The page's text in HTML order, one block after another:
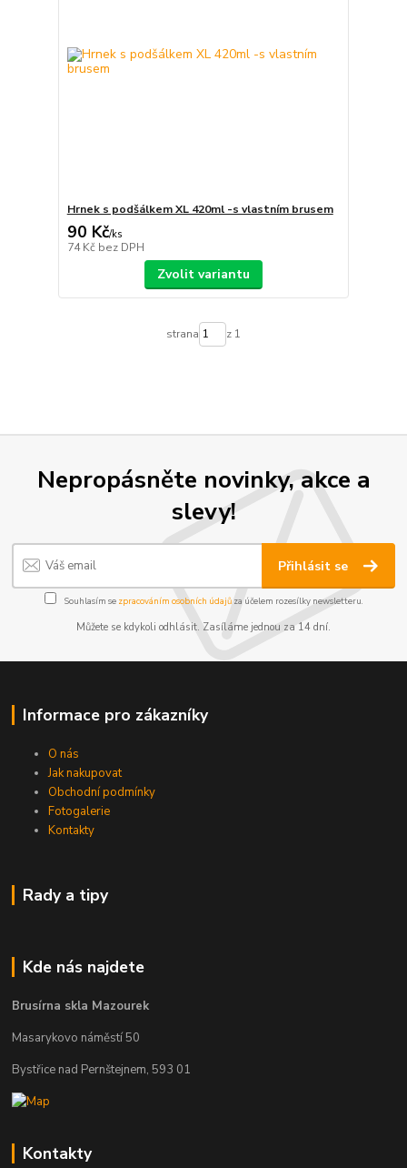
Hrnek s podšálkem XL 420ml -s vlastním brusem
90 Kč/ks
74 Kč bez DPH
Zvolit variantu
strana z 1
Nepropásněte novinky, akce a
slevy!
Přihlásit se
Souhlasím se zpracováním osobních údajůza účelem rozesílky newsletteru.
Můžete se kdykoli odhlásit. Zasíláme jednou za 14 dní.
Informace pro zákazníky
O nás
Jak nakupovat
Obchodní podmínky
Fotogalerie
Kontakty
Rady a tipy
Kde nás najdete
Brusírna skla Mazourek
Masarykovo náměstí 50
Bystřice nad Pernštejnem, 593 01
Kontakty